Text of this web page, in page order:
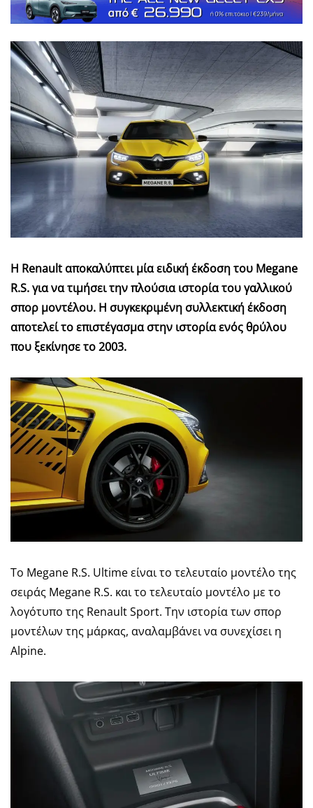
Η Renault αποκαλύπτει μία ειδική έκδοση του Megane
R.S. για να τιμήσει την πλούσια ιστορία του γαλλικού
σπορ μοντέλου. Η συγκεκριμένη συλλεκτική έκδοση
αποτελεί το επιστέγασμα στην ιστορία ενός θρύλου
που ξεκίνησε το 2003.
Το Megane R.S. Ultime είναι το τελευταίο μοντέλο της
σειράς Megane R.S. και το τελευταίο μοντέλο με το
λογότυπο της Renault Sport. Την ιστορία των σπορ
μοντέλων της μάρκας, αναλαμβάνει να συνεχίσει η
Alpine.